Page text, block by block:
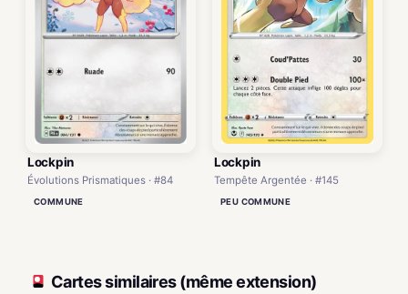
Lockpin
Évolutions Prismatiques · #84
COMMUNE
Lockpin
Tempête Argentée · #145
PEU COMMUNE
Cartes similaires (même extension)